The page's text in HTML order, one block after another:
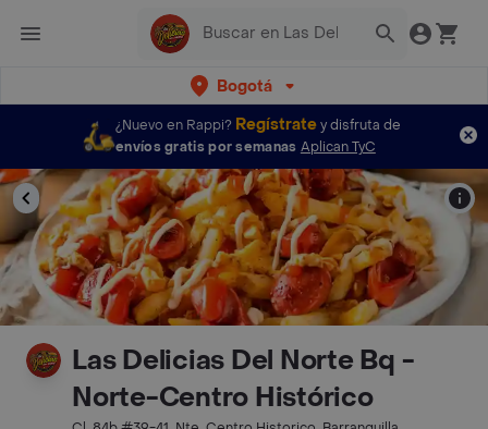
Bogotá
¿Nuevo en Rappi? Regístratey disfruta de
envíos gratis por semanas Aplican TyC
Las Delicias Del Norte Bq -
Norte-Centro Histórico